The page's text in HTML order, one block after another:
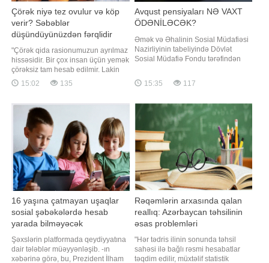
Çörək niyə tez ovulur və köp
verir? Səbəblər
düşündüyünüzdən fərqlidir
"Çörək qida rasionumuzun ayrılmaz
hissəsidir. Bir çox insan üçün yemək
çörəksiz tam hesab edilmir. Lakin
son illər istehlakçılar arasında
çörəyin keyfiyyətinin aşağı düşməsi,
bayatlaması və həzm zamanı köp
yaratması ilə bağlı narahatlıqlar
artmaqdadır". Bunu BİG.AZ-
15:02 135
Avqust pensiyaları NƏ VAXT
ÖDƏNİLƏCƏK?
Əmək və Əhalinin Sosial Müdafiəsi
Nazirliyinin tabeliyində Dövlət
Sosial Müdafiə Fondu tərəfindən
Bakı və Sumqayıt şəhərləri, eləcə
də Abşeron rayonu üzrə bu ayın
tutulub. BİG.AZ xəbər verir ki, bu
barədə Dövlət Sosial Müdafiə
Fondu məluma
15:35 117
16 yaşına çatmayan uşaqlar
sosial şəbəkələrdə hesab
yarada bilməyəcək
Şəxslərin platformada qeydiyyatına
dair tələblər müəyyənləşib. -ın
xəbərinə görə, bu, Prezident İlham
Rəqəmlərin arxasında qalan
reallıq: Azərbaycan təhsilinin
əsas problemləri
"Hər tədris ilinin sonunda təhsil
sahəsi ilə bağlı rəsmi hesabatlar
təqdim edilir, müxtəlif statistik